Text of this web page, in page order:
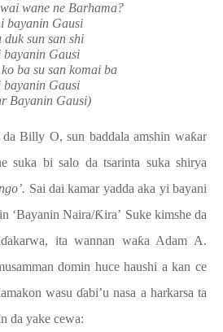
wane ne Barhama?
bayanin Gausi
duk sun san shi
bayanin Gausi
ko ba su san komai ba
bayanin Gausi
Bayanin Gausi)
Billy O, sun baddala amshin waƙar
suka bi salo da tsarinta suka shirya
Sai dai kamar yadda aka yi bayani
‘Bayanin Naira/Ƙira’ Suke kimshe da
ɗakarwa, ita wannan waƙa Adam A.
domin huce haushi a kan ce
wasuɗabi’u nasa a harkarsa ta
da yake cewa: